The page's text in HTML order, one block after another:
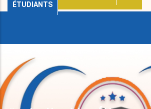
ÉTUDIANTS